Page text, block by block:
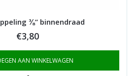
⅜” binnendraad
€3,80
AAN WINKELWAGEN